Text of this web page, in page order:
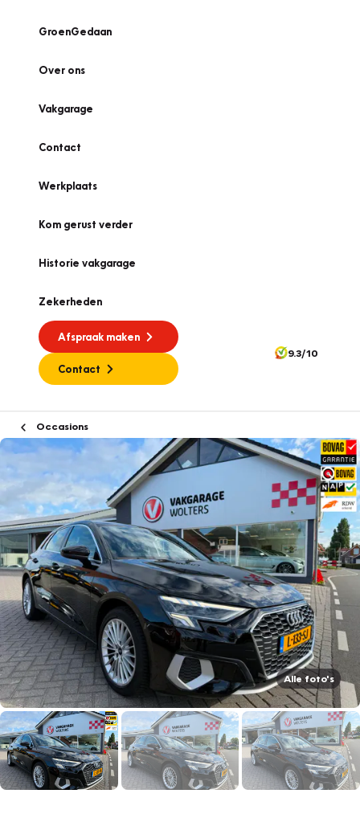
GroenGedaan
Over ons
Vakgarage
Contact
Werkplaats
Kom gerust verder
Historie vakgarage
Zekerheden
Afspraak maken
Contact
9.3/10
Occasions
Alle foto's